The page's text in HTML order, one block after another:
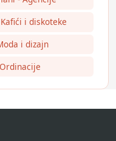
i diskoteke
i dizajn